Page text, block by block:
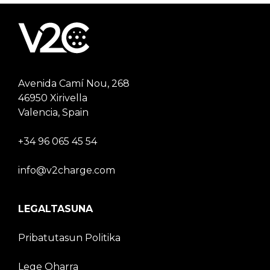
Avenida Camí Nou, 268
46950 Xirivella
Valencia, Spain
+34 96 065 45 54
info@v2charge.com
LEGALTASUNA
Pribatutasun Politika
Lege Oharra